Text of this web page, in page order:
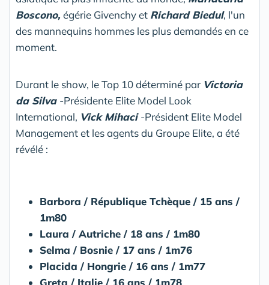
Boscono,égérie Givenchy et Richard Biedul, l'un
des mannequins hommes les plus demandés en ce
moment.
Durant le show, le Top 10 déterminé par Victoria
da Silva -Présidente Elite Model Look
International, Vick Mihaci-Président Elite Model
Management et les agents du Groupe Elite, a été
révélé :
Barbora / République Tchèque / 15 ans /
1m80
Laura / Autriche / 18 ans / 1m80
Selma / Bosnie / 17 ans / 1m76
Placida / Hongrie / 16 ans / 1m77
Greta / Italie / 16 ans / 1m78